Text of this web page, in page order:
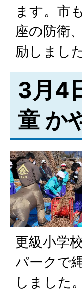
ます。市
座の防衛
励しました
3月4
童 か
更級小学
パークで
しました